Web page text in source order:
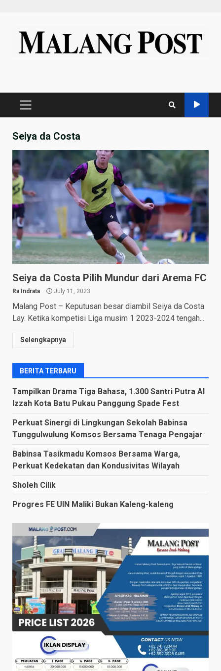
content
PRIMARY
Seiya da Costa
Seiya da Costa Pilih Mundur dari Arema FC
Ra Indrata July 11, 2023
Malang Post – Keputusan besar diambil Seiya da Costa
Lay. Ketika kompetisi Liga musim 1 2023-2024 tengah...
Selengkapnya
BERITA TERBARU
Tampilkan Drama Tiga Bahasa, 1.300 Santri Putra Al
Izzah Kota Batu Pukau Panggung Spade Fest
Perkuat Sinergi di Lingkungan Sekolah Babinsa
Tunggulwulung Komsos Bersama Tenaga Pengajar
Babinsa Tasikmadu Komsos Bersama Warga,
Perkuat Kedekatan dan Kondusivitas Wilayah
Sholeh Cilik
Progres FE UIN Maliki Bukan Kaleng-kaleng